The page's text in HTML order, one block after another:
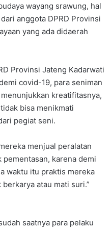
wayang srawung, hal
anggota DPRD Provinsi
yang ada didaerah
Provinsi Jateng Kadarwati
covid-19, para seniman
kreatifitasnya,
bisa menikmati
pegiat seni.
menjual peralatan
karena demi
waktu itu praktis mereka
atau mati suri.”
saatnya para pelaku